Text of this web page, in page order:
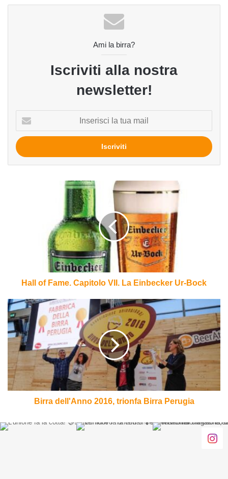
Ami la birra?
Iscriviti alla nostra
newsletter!
tua
mail
Hall of Fame. Capitolo VII. La Einbecker Ur-Bock
Birra
dell'Anno
2016,
trionfa
Birra
Perugia
Birra dell'Anno 2016, trionfa Birra Perugia